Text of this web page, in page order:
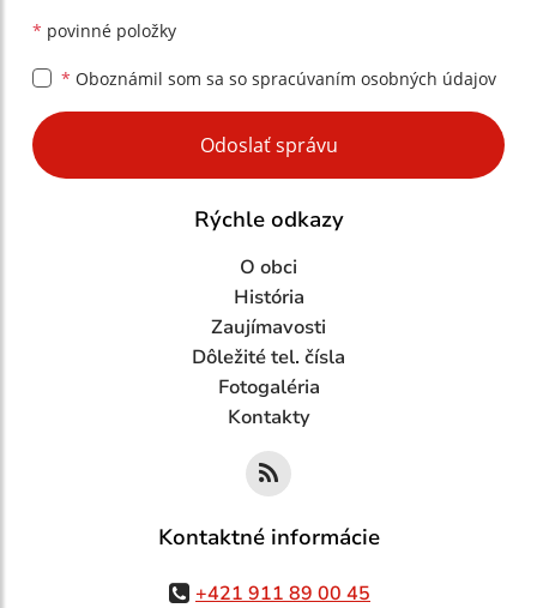
* povinné položky
* Oboznámil som sa so spracúvaním osobných údajov
Google reCaptcha Response
Odoslať správu
Rýchle odkazy
O obci
História
Zaujímavosti
Dôležité tel. čísla
Fotogaléria
Kontakty
Kontaktné informácie
+421 911 89 00 45